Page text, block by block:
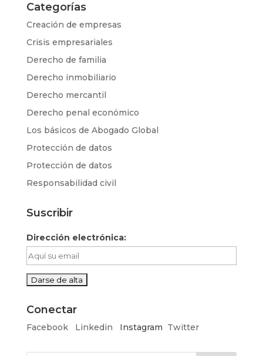
Categorías
Creación de empresas
Crisis empresariales
Derecho de familia
Derecho inmobiliario
Derecho mercantil
Derecho penal económico
Los básicos de Abogado Global
Protección de datos
Protección de datos
Responsabilidad civil
Suscribir
Dirección electrónica:
Conectar
Facebook Linkedin Instagram Twitter